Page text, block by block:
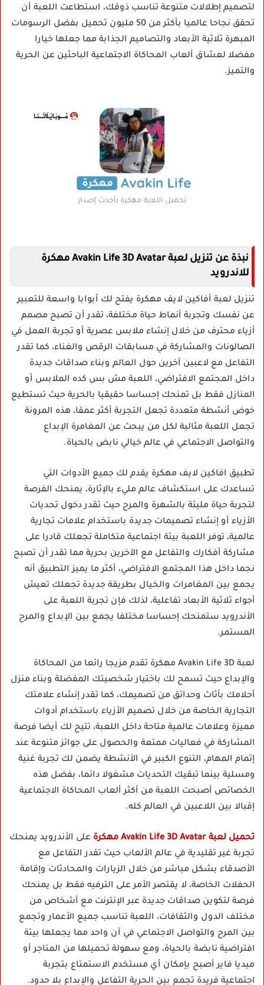
لتصميم إطلالات متنوعة تناسب ذوقك، استطاعت اللعبة أن
تحقق نجاحا عالميا بأكثر من 50 مليون تحميل بفضل الرسومات
المبهرة ثلاثية الأبعاد والتصاميم الجذابة مما جعلها خيارا
مفضلا لعشاق ألعاب المحاكاة الاجتماعية الباحثين عن الحرية
والتميز.
نبذة عن تنزيل لعبة Avakin Life 3D Avatar مهكرة
للاندرويد
تنزيل لعبة أفاكين لايف مهكرة يفتح لك أبوابا واسعة للتعبير
عن نفسك وتجربة أنماط حياة مختلفة، تقدر أن تصبح مصمم
أزياء محترف من خلال إنشاء ملابس عصرية أو تجربة العمل في
الصالونات والمشاركة في مسابقات الرقص والغناء، كما تقدر
التفاعل مع لاعبين آخرين حول العالم وبناء صداقات جديدة
داخل المجتمع الافتراضي، اللعبة مش بس كده الملابس أو
المنازل فقط بل تمنحك إحساسا حقيقيا بالحرية حيث تستطيع
خوض أنشطة متعددة تجعل التجربة أكثر عمقا، هذه المرونة
تجعل اللعبة مثالية لكل من يبحث عن المغامرة الإبداع
والتواصل الاجتماعي في عالم خيالي نابض بالحياة.
تطبيق افاكين لايف مهكرة يقدم لك جميع الأدوات التي
تساعدك على استكشاف عالم مليء بالإثارة، يمنحك الفرصة
لتجربة حياة مليئة بالشهرة والمرح حيث تقدر دخول تحديات
الأزياء أو إنشاء تصميمات جديدة باستخدام علامات تجارية
عالمية، توفر اللعبة بيئة اجتماعية متكاملة تجعلك قادرا على
مشاركة أفكارك والتفاعل مع الآخرين بحرية مما تقدر أن تصبح
نجما داخل هذا المجتمع الافتراضي، أكثر ما يميز التطبيق أنه
يجمع بين المغامرات والخيال بطريقة جديدة تجعلك تعيش
أجواء ثلاثية الأبعاد تفاعلية، لذلك فإن تجربة اللعبة على
الأندرويد ستمنحك إحساسا مختلفا يجمع بين الإبداع والمرح
المستمر.
لعبة Avakin Life 3D مهكرة تقدم مزيجا رائعا من المحاكاة
والإبداع حيث تسمح لك باختيار شخصيتك المفضلة وبناء منزل
أحلامك بأثاث وحدائق من تصميمك، كما تقدر إنشاء علامتك
التجارية الخاصة من خلال تصميم الأزياء باستخدام أدوات
مميزة وعلامات عالمية متاحة داخل اللعبة، تتيح لك أيضا فرصة
المشاركة في فعاليات ممتعة والحصول على جوائز متنوعة عند
إتمام المهام، التنوع الكبير في الأنشطة يضمن لك تجربة غنية
ومسلية بينما تبقيك التحديات مشغولا دائما، بفضل هذه
الخصائص أصبحت اللعبة من أكثر ألعاب المحاكاة الاجتماعية
إقبالا بين اللاعبين في العالم كله.
تحميل لعبة Avakin Life 3D Avatar مهكرة
على الأندرويد يمنحك
تجربة غير تقليدية في عالم الألعاب حيث تقدر التفاعل مع
الأصدقاء بشكل مباشر من خلال الزيارات والمحادثات وإقامة
الحفلات الخاصة، لا يقتصر الأمر على الترفيه فقط بل يمنحك
فرصة لتكوين صداقات جديدة عبر الإنترنت مع أشخاص من
مختلف الدول والثقافات، اللعبة تناسب جميع الأعمار وتجمع
بين المرح والتواصل الاجتماعي في آن واحد مما يجعلها بيئة
افتراضية نابضة بالحياة، ومع سهولة تحميلها من المتاجر أو
ميديا فاير أصبح بإمكان أي مستخدم الاستمتاع بتجربة
اجتماعية فريدة تجمع بين الحرية التفاعل والإبداع بلا حدود.